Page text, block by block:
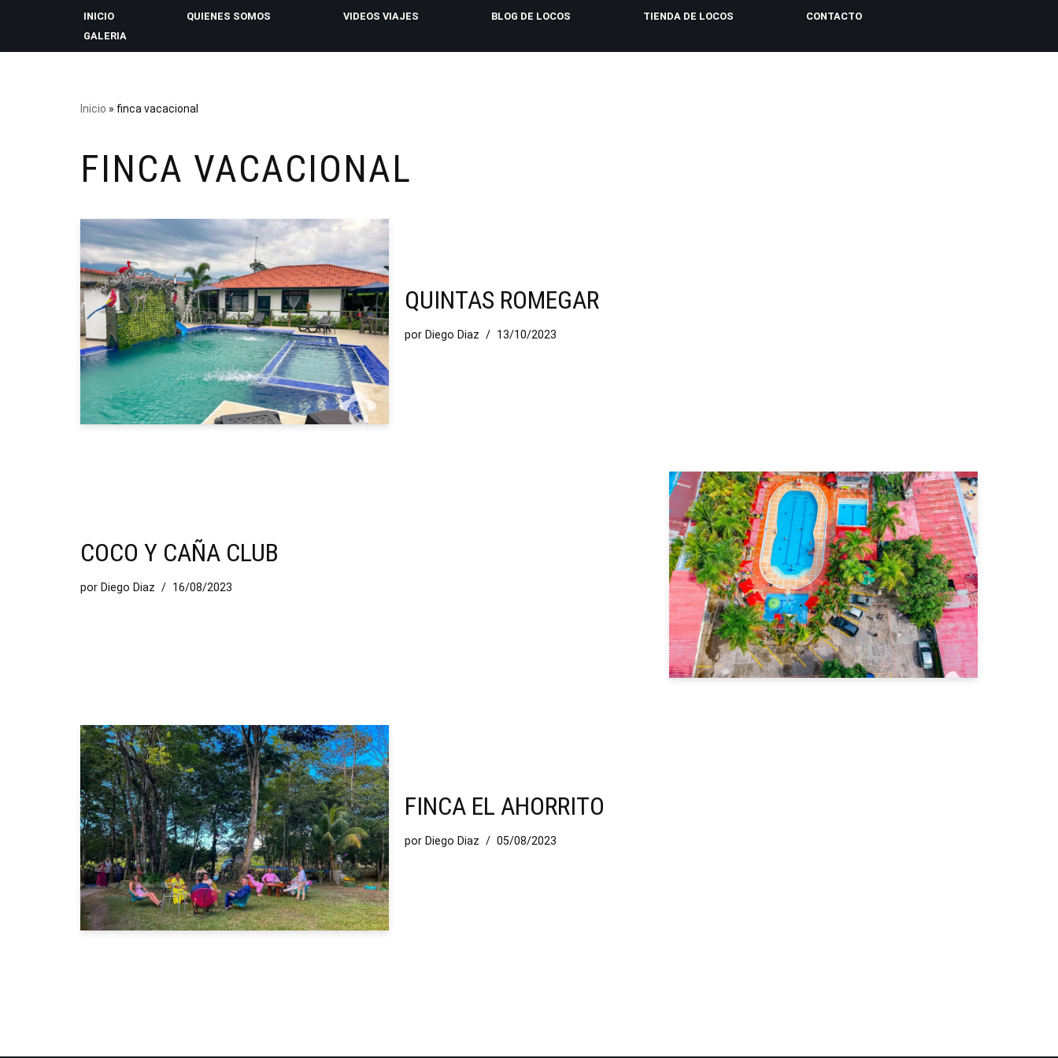
INICIO QUIENES SOMOS VIDEOS VIAJES BLOG DE LOCOS TIENDA DE LOCOS
CONTACTO
GALERIA
Inicio » finca vacacional
FINCA VACACIONAL
QUINTAS ROMEGAR
por Diego Diaz 13/10/2023
COCO Y CAÑA CLUB
por Diego Diaz 16/08/2023
FINCA EL AHORRITO
por Diego Diaz 05/08/2023